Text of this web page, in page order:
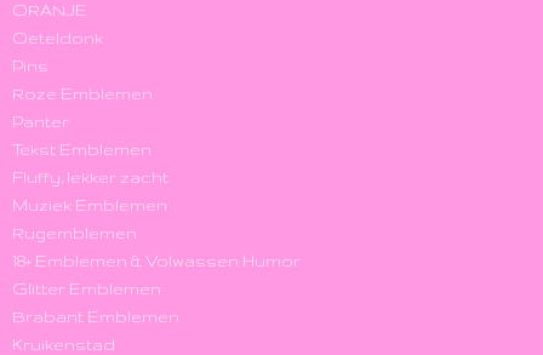
ORANJE
Oeteldonk
Pins
Roze Emblemen
Panter
Tekst Emblemen
Fluffy, lekker zacht
Muziek Emblemen
Rugemblemen
18+ Emblemen & Volwassen Humor
Glitter Emblemen
Brabant Emblemen
Kruikenstad